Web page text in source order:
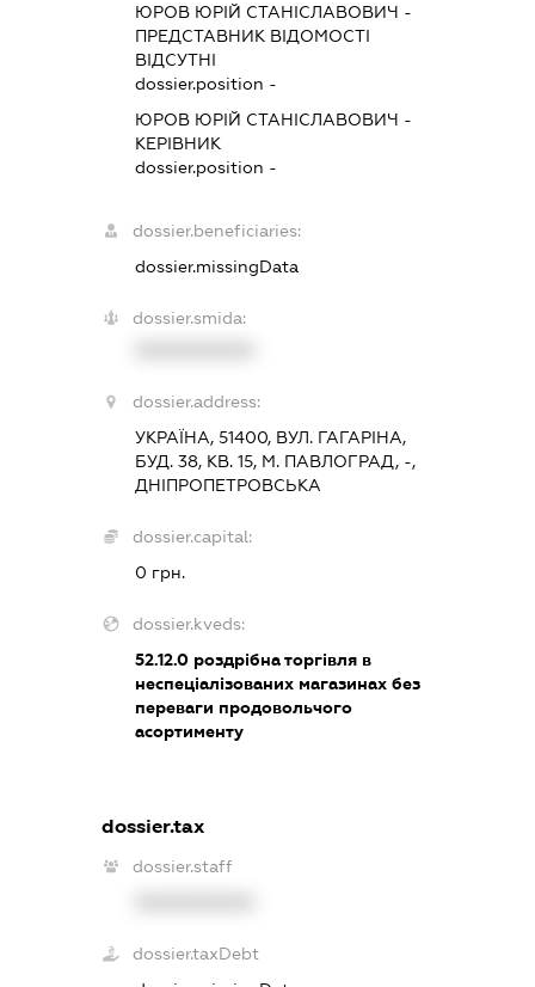
ЮРОВ ЮРІЙ СТАНІСЛАВОВИЧ -
ПРЕДСТАВНИК ВІДОМОСТІ
ВІДСУТНІ
dossier.position -
ЮРОВ ЮРІЙ СТАНІСЛАВОВИЧ -
КЕРІВНИК
dossier.position -
dossier.beneficiaries:
dossier.missingData
dossier.smida:
dossier.address:
УКРАЇНА, 51400, ВУЛ. ГАГАРІНА,
БУД. 38, КВ. 15, М. ПАВЛОГРАД, -,
ДНІПРОПЕТРОВСЬКА
dossier.capital:
0 грн.
dossier.kveds:
52.12.0роздрібна торгівля в
неспеціалізованих магазинах без
переваги продовольчого
асортименту
dossier.tax
dossier.staff
dossier.taxDebt